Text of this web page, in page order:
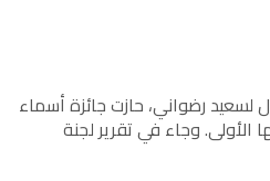
لسعيد رضواني، حازت جائزة أسماء
الأولى. وجاء في تقرير لجنة